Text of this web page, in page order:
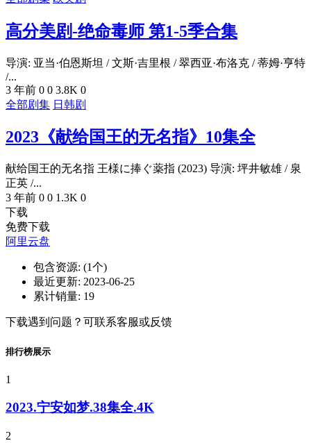
高分美剧-绝命毒师 第1-5季合集
导演: 亚当·伯恩斯坦 / 文斯·吉里根 / 翠西亚·布洛克 / 蒂姆·亨特
/...
3 年前 0 0 3.8K 0
全部剧集 日韩剧
2023《献给国王的无名指》10集全
献给国王的无名指 王様に捧ぐ薬指 (2023) 导演: 坪井敏雄 / 泉
正英 /...
3 年前 0 0 1.3K 0
下载
免费下载
阿里云盘
包含资源: (1个)
最近更新: 2023-06-25
累计销量: 19
下载遇到问题？可联系客服或反馈
排行榜展示
1
2023.宁安如梦.38集全.4K
2